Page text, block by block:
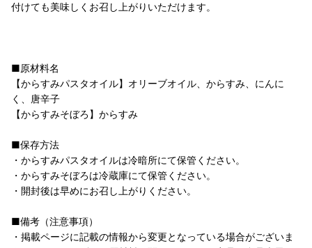
付けても美味しくお召し上がりいただけます。
■原材料名
【からすみパスタオイル】オリーブオイル、からすみ、にんに
く、唐辛子
【からすみそぼろ】からすみ
■保存方法
・からすみパスタオイルは冷暗所にて保管ください。
・からすみそぼろは冷蔵庫にて保管ください。
・開封後は早めにお召し上がりください。
■備考（注意事項）
・掲載ページに記載の情報から変更となっている場合がございま